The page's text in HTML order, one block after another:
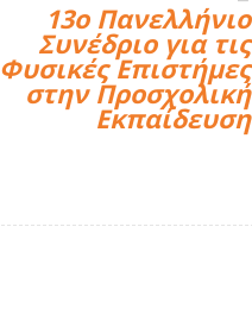
13ο Πανελλήνιο
Συνέδριο για τις
Φυσικές Επιστήμες
στην Προσχολική
Εκπαίδευση